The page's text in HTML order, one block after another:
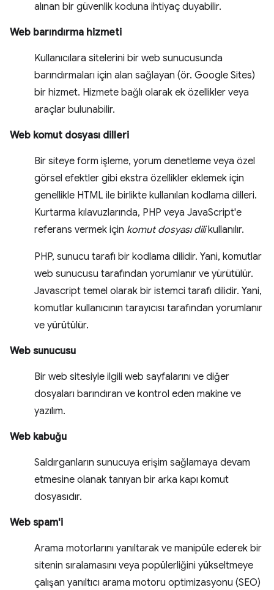
alınan bir güvenlik koduna ihtiyaç duyabilir.
Web barındırma hizmeti
Kullanıcılara sitelerini bir web sunucusunda
barındırmaları için alan sağlayan (ör. Google Sites)
bir hizmet. Hizmete bağlı olarak ek özellikler veya
araçlar bulunabilir.
Web komut dosyası dilleri
Bir siteye form işleme, yorum denetleme veya özel
görsel efektler gibi ekstra özellikler eklemek için
genellikle HTML ile birlikte kullanılan kodlama dilleri.
Kurtarma kılavuzlarında, PHP veya JavaScript'e
referans vermek için komut dosyası dilikullanılır.
PHP, sunucu tarafı bir kodlama dilidir. Yani, komutlar
web sunucusu tarafından yorumlanır ve yürütülür.
Javascript temel olarak bir istemci tarafı dilidir. Yani,
komutlar kullanıcının tarayıcısı tarafından yorumlanır
ve yürütülür.
Web sunucusu
Bir web sitesiyle ilgili web sayfalarını ve diğer
dosyaları barındıran ve kontrol eden makine ve
yazılım.
Web kabuğu
Saldırganların sunucuya erişim sağlamaya devam
etmesine olanak tanıyan bir arka kapı komut
dosyasıdır.
Web spam'i
Arama motorlarını yanıltarak ve manipüle ederek bir
sitenin sıralamasını veya popülerliğini yükseltmeye
çalışan yanıltıcı arama motoru optimizasyonu (SEO)